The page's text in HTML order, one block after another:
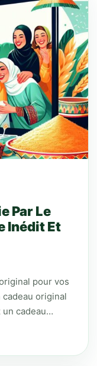
Par Le
Inédit Et
pour vos
original
un cadeau…